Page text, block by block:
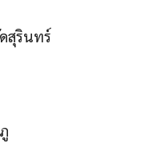
สุรินทร์